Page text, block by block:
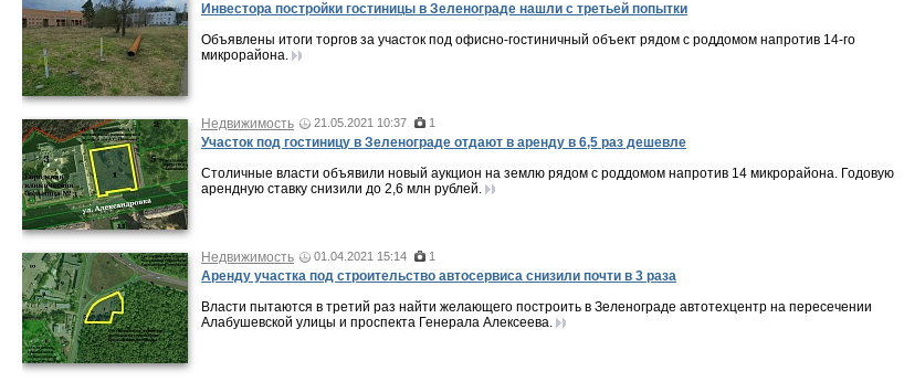
Инвестора постройки гостиницы в Зеленограде нашли с третьей попытки
Объявлены итоги торгов за участок под офисно-гостиничный объект рядом с роддомом напротив 14-го
микрорайона.
Недвижимость 21.05.2021 10:37 1
Участок под гостиницу в Зеленограде отдают в аренду в 6,5 раз дешевле
Столичные власти объявили новый аукцион на землю рядом с роддомом напротив 14 микрорайона. Годовую
арендную ставку снизили до 2,6 млн рублей.
Недвижимость 01.04.2021 15:14 1
Аренду участка под строительство автосервиса снизили почти в 3 раза
Власти пытаются в третий раз найти желающего построить в Зеленограде автотехцентр на пересечении
Алабушевской улицы и проспекта Генерала Алексеева.